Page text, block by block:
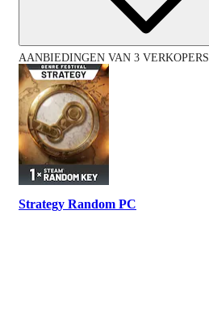
AANBIEDINGEN VAN 3 VERKOPERS
Strategy Random PC